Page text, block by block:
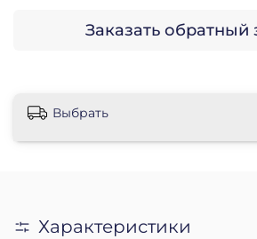
Заказать обратный
Выбрать
Характеристики